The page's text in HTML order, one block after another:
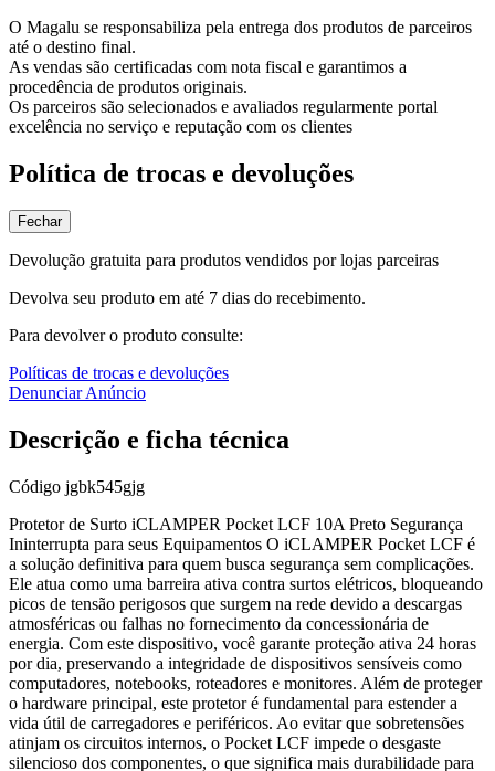
O Magalu se responsabiliza pela entrega dos produtos de parceiros
até o destino final.
As vendas são certificadas com nota fiscal e garantimos a
procedência de produtos originais.
Os parceiros são selecionados e avaliados regularmente portal
excelência no serviço e reputação com os clientes
Política de trocas e devoluções
Fechar
Devolução gratuita para produtos vendidos por lojas parceiras
Devolva seu produto em até 7 dias do recebimento.
Para devolver o produto consulte:
Políticas de trocas e devoluções
Denunciar Anúncio
Descrição e ficha técnica
Código jgbk545gjg
Protetor de Surto iCLAMPER Pocket LCF 10A Preto Segurança
Ininterrupta para seus Equipamentos O iCLAMPER Pocket LCF é
a solução definitiva para quem busca segurança sem complicações.
Ele atua como uma barreira ativa contra surtos elétricos, bloqueando
picos de tensão perigosos que surgem na rede devido a descargas
atmosféricas ou falhas no fornecimento da concessionária de
energia. Com este dispositivo, você garante proteção ativa 24 horas
por dia, preservando a integridade de dispositivos sensíveis como
computadores, notebooks, roteadores e monitores. Além de proteger
o hardware principal, este protetor é fundamental para estender a
vida útil de carregadores e periféricos. Ao evitar que sobretensões
atinjam os circuitos internos, o Pocket LCF impede o desgaste
silencioso dos componentes, o que significa mais durabilidade para